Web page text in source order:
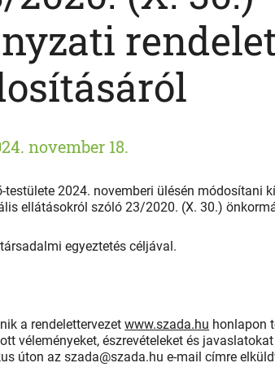
november 18.
2024. novemberi ülésén módosítani
ellátásokról szóló 23/2020. (X. 30.)
egyeztetés céljával.
a rendelettervezetwww.szada.hu honlapon
véleményeket, észrevételeket és
úton az szada@szada.hu e-mail címre